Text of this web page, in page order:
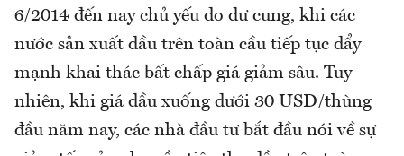
6/2014 đến nay chủ yếu do dư cung, khi các
nước sản xuất dầu trên toàn cầu tiếp tục đẩy
mạnh khai thác bất chấp giá giảm sâu. Tuy
nhiên, khi giá dầu xuống dưới 30 USD/thùng
đầu năm nay, các nhà đầu tư bắt đầu nói về sự